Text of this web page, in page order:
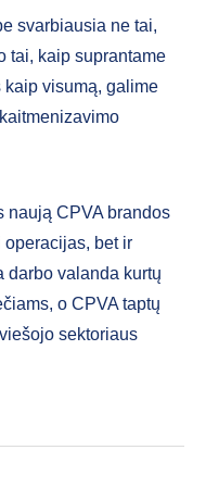
svarbiausia ne tai,
tai, kaip suprantame
kaip visumą, galime
naują CPVA brandos
operacijas, bet ir
darbo valanda kurtų
o CPVA taptų
sektoriaus